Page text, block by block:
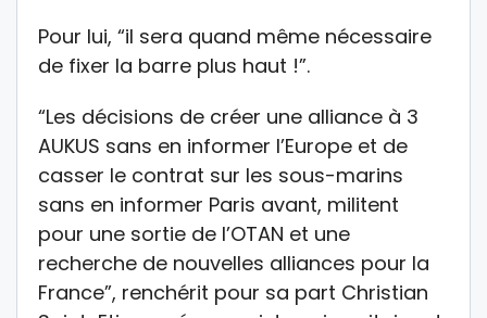
Pour lui, “il sera quand même nécessaire
de fixer la barre plus haut !”.
“Les décisions de créer une alliance à 3
AUKUS sans en informer l’Europe et de
casser le contrat sur les sous-marins
sans en informer Paris avant, militent
pour une sortie de l’OTAN et une
recherche de nouvelles alliances pour la
France”, renchérit pour sa part Christian